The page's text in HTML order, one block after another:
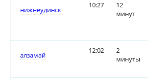
нижнеудинск
10:27
12
минут
алзамай
12:02
2
минуты